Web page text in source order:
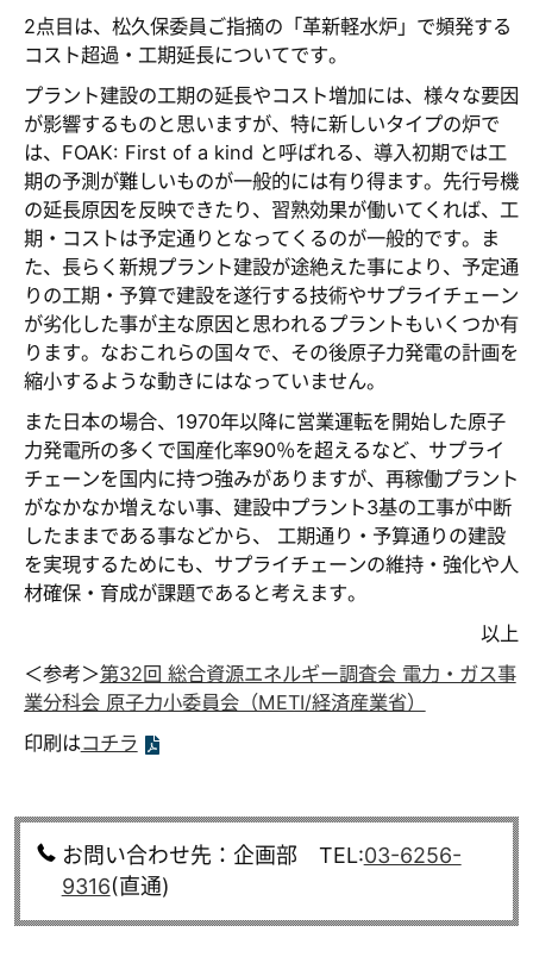
2点目は、松久保委員ご指摘の「革新軽水炉」で頻発する
コスト超過・工期延長についてです。
プラント建設の工期の延長やコスト増加には、様々な要因
が影響するものと思いますが、特に新しいタイプの炉で
は、FOAK: First of a kind と呼ばれる、導入初期では工
期の予測が難しいものが一般的には有り得ます。先行号機
の延長原因を反映できたり、習熟効果が働いてくれば、工
期・コストは予定通りとなってくるのが一般的です。ま
た、長らく新規プラント建設が途絶えた事により、予定通
りの工期・予算で建設を遂行する技術やサプライチェーン
が劣化した事が主な原因と思われるプラントもいくつか有
ります。なおこれらの国々で、その後原子力発電の計画を
縮小するような動きにはなっていません。
また日本の場合、1970年以降に営業運転を開始した原子
力発電所の多くで国産化率90％を超えるなど、サプライ
チェーンを国内に持つ強みがありますが、再稼働プラント
がなかなか増えない事、建設中プラント3基の工事が中断
したままである事などから、 工期通り・予算通りの建設
を実現するためにも、サプライチェーンの維持・強化や人
材確保・育成が課題であると考えます。
以上
＜参考＞第32回 総合資源エネルギー調査会 電力・ガス事
業分科会 原子力小委員会（METI/経済産業省）
印刷はコチラ
お問い合わせ先：企画部 TEL:03-6256-
9316(直通)